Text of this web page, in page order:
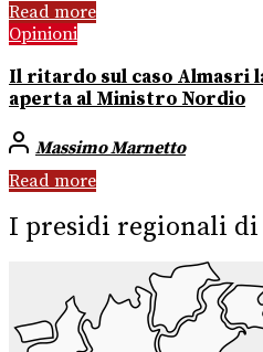
Read more
Opinioni
Il ritardo sul caso Almasri
aperta al Ministro Nordio
Massimo Marnetto
Read more
I presidi regionali